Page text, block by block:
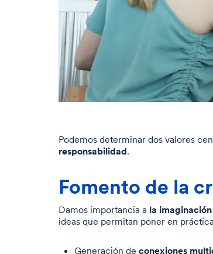
Podemos determinar dos valores
responsabilidad.
Fomento de la
Damos importancia a la
ideas que permitan poner en práctica
Generación de conexiones